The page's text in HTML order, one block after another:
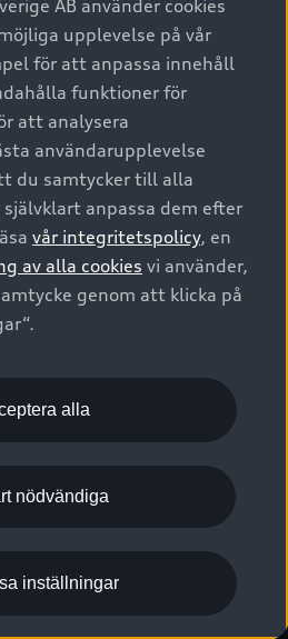
gott som nya
Audi
- Hur påverkas min bil av detta?
Återförsäljare
om dataläcka
All Rights Reserved.
Audi AG
cookies
AB använder cookies
upplevelse på vår
för att anpassa innehåll
funktioner för
att analysera
användarupplevelse
du samtycker till alla
självklart anpassa dem efter
vår integritetspolicy, en
av alla cookies vi använder,
genom att klicka på
alla
nödvändiga
inställningar